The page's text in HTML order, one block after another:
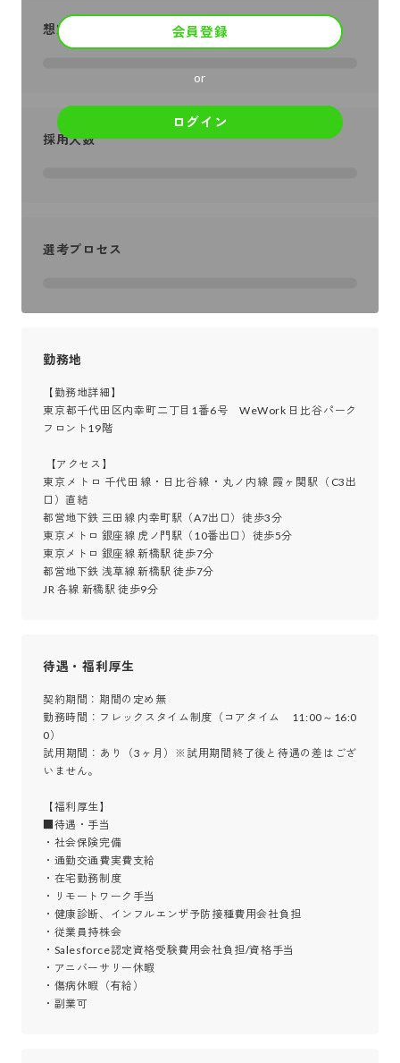
会員登録
or
ログイン
想定年収
採用人数
選考プロセス
勤務地
【勤務地詳細】
東京都千代田区内幸町二丁目1番6号　WeWork 日比谷パーク
フロント19階
東京メトロ 千代田線・日比谷線・丸ノ内線 霞ヶ関駅（C3出
口）直結
都営地下鉄 三田線 内幸町駅（A7出口）徒歩3分
東京メトロ 銀座線 虎ノ門駅（10番出口）徒歩5分
東京メトロ 銀座線 新橋駅 徒歩7分
都営地下鉄 浅草線 新橋駅 徒歩7分
JR 各線 新橋駅 徒歩9分
待遇・福利厚生
契約期間：期間の定め無
勤務時間：フレックスタイム制度（コアタイム　11:00～16:0
0）
試用期間：あり（3ヶ月）※試用期間終了後と待遇の差はござ
いません。
【福利厚生】
■待遇・手当
・社会保険完備
・通勤交通費実費支給
・在宅勤務制度
・リモートワーク手当
・健康診断、インフルエンザ予防接種費用会社負担
・従業員持株会
・Salesforce認定資格受験費用会社負担/資格手当
・アニバーサリー休暇
・傷病休暇（有給）
・副業可